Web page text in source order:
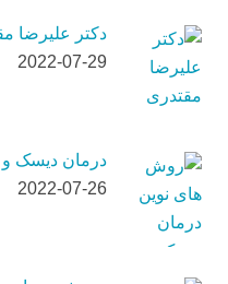
دکتر علیرضا
2022-07-29
درمان دیسک
2022-07-26